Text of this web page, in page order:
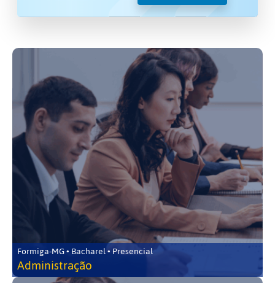
Formiga-MG • Bacharel • Presencial
Administração